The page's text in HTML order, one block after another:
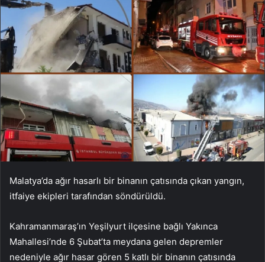
Malatya’da ağır hasarlı bir binanın çatısında çıkan yangın,
itfaiye ekipleri tarafından söndürüldü.
Kahramanmaraş’ın Yeşilyurt ilçesine bağlı Yakınca
Mahallesi’nde 6 Şubat’ta meydana gelen depremler
nedeniyle ağır hasar gören 5 katlı bir binanın çatısında